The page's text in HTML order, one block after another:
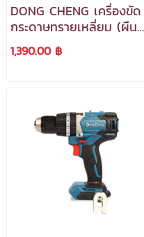
DONG CHENG เครื่องขัด
กระดาษทรายเหลี่ยม (ผืน
ผ้า) 320 วัตต์ รุ่น DSB03-
185 ***สามารถออกใบ
1,390.00 ฿